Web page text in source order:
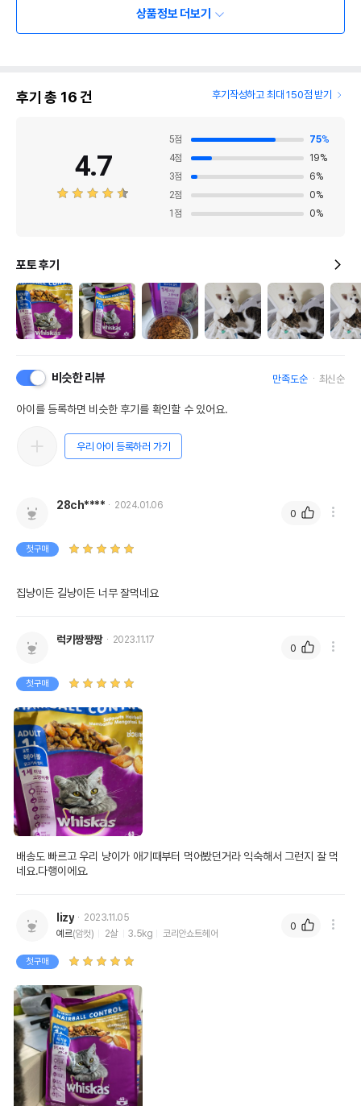
상품정보 더보기
후기 총 16건 후기작성하고 최대 150점 받기
4.7
5점 75%
4점 19%
3점 6%
2점 0%
1 점 0%
포토 후기
비슷한 리뷰 만족도순 최신순
아이를 등록하면 비슷한 후기를 확인할 수 있어요.
우리 아이 등록하러 가기
28ch**** 2024.01.06
첫구매
집냥이든 길냥이든 너무 잘먹네요
0
럭키짱짱짱 2023.11.17
첫구매
배송도 빠르고 우리 냥이가 애기때부터 먹어봤던거라 익숙해서 그런지 잘 먹
네요.다행이에요.
0
lizy
2023.11.05
예르(암컷) 2살 3.5kg 코리안쇼트헤어
첫구매
0